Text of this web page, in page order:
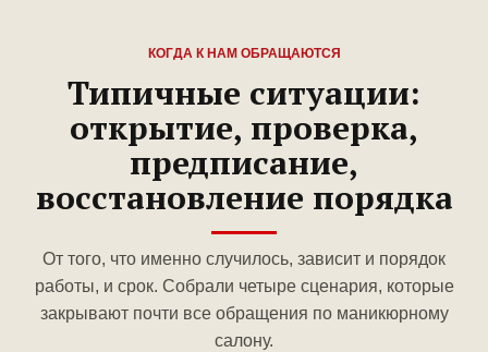
КОГДА К НАМ ОБРАЩАЮТСЯ
Типичные ситуации:
открытие, проверка,
предписание,
восстановление порядка
От того, что именно случилось, зависит и порядок
работы, и срок. Собрали четыре сценария, которые
закрывают почти все обращения по маникюрному
салону.